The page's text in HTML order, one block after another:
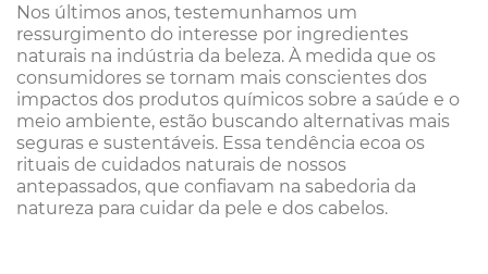
Nos últimos anos, testemunhamos um
ressurgimento do interesse por ingredientes
naturais na indústria da beleza. À medida que os
consumidores se tornam mais conscientes dos
impactos dos produtos químicos sobre a saúde e o
meio ambiente, estão buscando alternativas mais
seguras e sustentáveis. Essa tendência ecoa os
rituais de cuidados naturais de nossos
antepassados, que confiavam na sabedoria da
natureza para cuidar da pele e dos cabelos.